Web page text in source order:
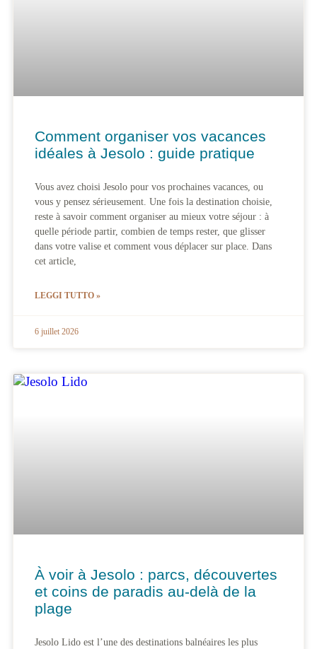
Comment organiser vos vacances
idéales à Jesolo : guide pratique
Vous avez choisi Jesolo pour vos prochaines vacances, ou
vous y pensez sérieusement. Une fois la destination choisie,
reste à savoir comment organiser au mieux votre séjour : à
quelle période partir, combien de temps rester, que glisser
dans votre valise et comment vous déplacer sur place. Dans
cet article,
LEGGI TUTTO »
6 juillet 2026
À voir à Jesolo : parcs, découvertes
et coins de paradis au-delà de la
plage
Jesolo Lido est l’une des destinations balnéaires les plus